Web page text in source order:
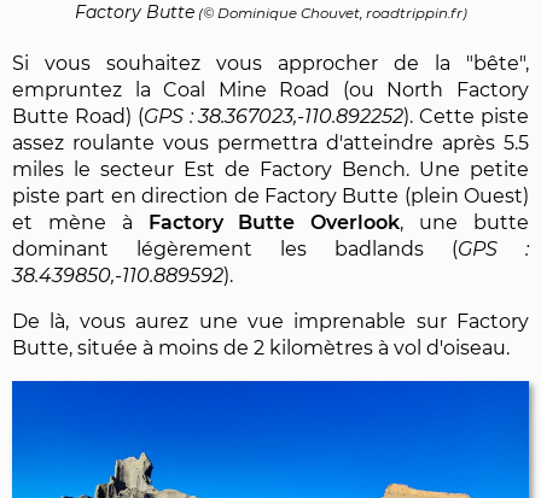
Factory Butte(© Dominique Chouvet, roadtrippin.fr)
Si vous souhaitez vous approcher de la "bête",
empruntez la Coal Mine Road (ou North Factory
Butte Road) (
38.367023,-110.892252). Cette piste
assez roulante vous permettra d'atteindre après 5.5
miles le secteur Est de Factory Bench. Une petite
piste part en direction de Factory Butte (plein Ouest)
et mène à
Factory Butte Overlook, une butte
dominant légèrement les badlands (
38.439850,-110.889592).
De là, vous aurez une vue imprenable sur Factory
Butte, située à moins de 2 kilomètres à vol d'oiseau.